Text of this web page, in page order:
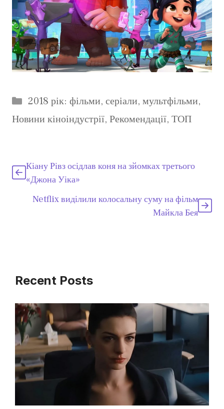
Категорії
2018 рік: фільми, серіали, мультфільми,
Новини кіноіндустрії, Рекомендації, ТОП
Кіану Рівз осідлав коня на зйомках третього
«Джона Уіка»
Netflix виділили колосальну суму на фільм
Майкла Бея
Recent Posts